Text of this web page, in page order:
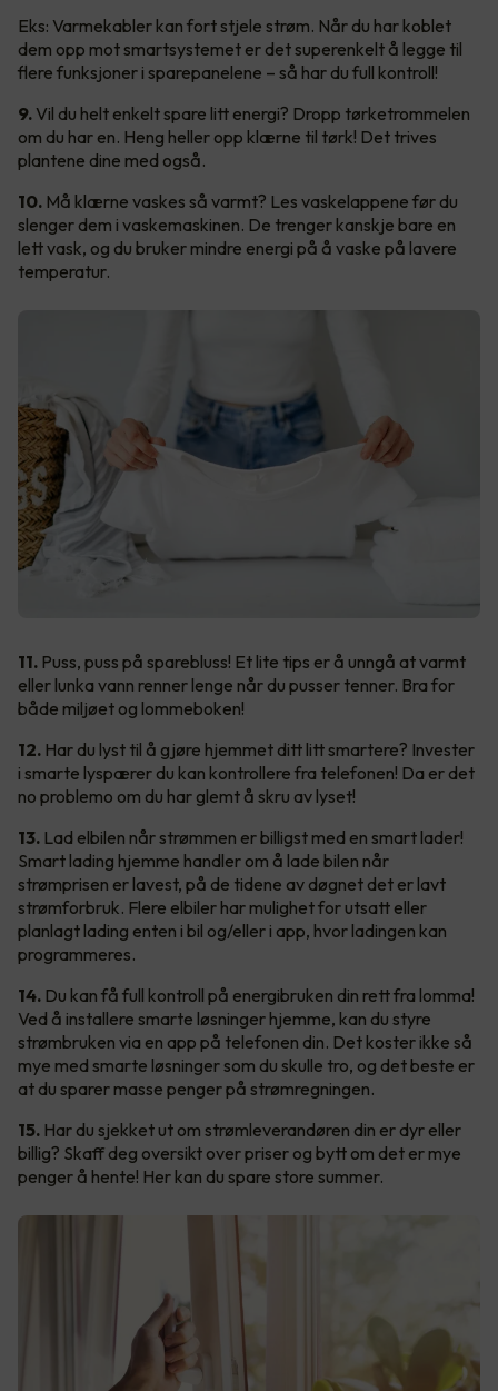
Eks: Varmekabler kan fort stjele strøm. Når du har koblet
dem opp mot smartsystemet er det superenkelt å legge til
flere funksjoner i sparepanelene – så har du full kontroll!
9. Vil du helt enkelt spare litt energi? Dropp tørketrommelen
om du har en. Heng heller opp klærne til tørk! Det trives
plantene dine med også.
10. Må klærne vaskes så varmt? Les vaskelappene før du
slenger dem i vaskemaskinen. De trenger kanskje bare en
lett vask, og du bruker mindre energi på å vaske på lavere
temperatur.
11. Puss, puss på sparebluss! Et lite tips er å unngå at varmt
eller lunka vann renner lenge når du pusser tenner. Bra for
både miljøet og lommeboken!
12. Har du lyst til å gjøre hjemmet ditt litt smartere? Invester
i smarte lyspærer du kan kontrollere fra telefonen! Da er det
no problemo om du har glemt å skru av lyset!
13. Lad elbilen når strømmen er billigst med en smart lader!
Smart lading hjemme handler om å lade bilen når
strømprisen er lavest, på de tidene av døgnet det er lavt
strømforbruk. Flere elbiler har mulighet for utsatt eller
planlagt lading enten i bil og/eller i app, hvor ladingen kan
programmeres.
14. Du kan få full kontroll på energibruken din rett fra lomma!
Ved å installere smarte løsninger hjemme, kan du styre
strømbruken via en app på telefonen din. Det koster ikke så
mye med smarte løsninger som du skulle tro, og det beste er
at du sparer masse penger på strømregningen.
15. Har du sjekket ut om strømleverandøren din er dyr eller
billig? Skaff deg oversikt over priser og bytt om det er mye
penger å hente! Her kan du spare store summer.